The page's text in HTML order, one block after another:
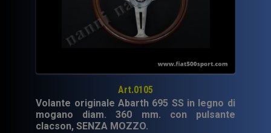
Art.0105
Volante originale Abarth 695 SS in legno di
mogano diam. 360 mm. con pulsante
clacson, SENZA MOZZO.